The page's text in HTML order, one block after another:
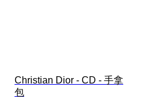
Christian Dior - CD - 手拿
包